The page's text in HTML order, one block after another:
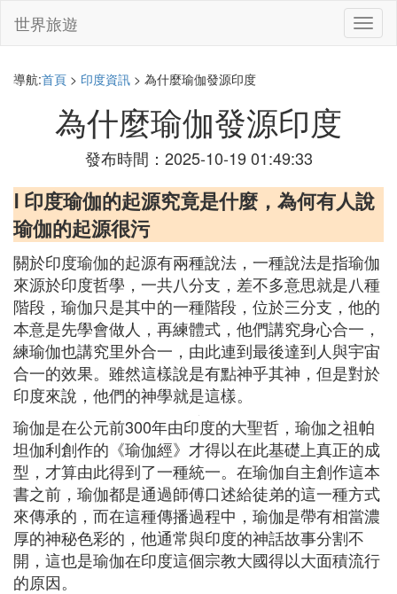
切
換
世界旅遊
導航:首頁 > 印度資訊 > 為什麼瑜伽發源印度
為什麼瑜伽發源印度
發布時間：2025-10-19 01:49:33
Ⅰ 印度瑜伽的起源究竟是什麼，為何有人說
瑜伽的起源很污
關於印度瑜伽的起源有兩種說法，一種說法是指瑜伽
來源於印度哲學，一共八分支，差不多意思就是八種
階段，瑜伽只是其中的一種階段，位於三分支，他的
本意是先學會做人，再練體式，他們講究身心合一，
練瑜伽也講究里外合一，由此連到最後達到人與宇宙
合一的效果。雖然這樣說是有點神乎其神，但是對於
印度來說，他們的神學就是這樣。
瑜伽是在公元前300年由印度的大聖哲，瑜伽之祖帕
坦伽利創作的《瑜伽經》才得以在此基礎上真正的成
型，才算由此得到了一種統一。在瑜伽自主創作這本
書之前，瑜伽都是通過師傅口述給徒弟的這一種方式
來傳承的，而在這種傳播過程中，瑜伽是帶有相當濃
厚的神秘色彩的，他通常與印度的神話故事分割不
開，這也是瑜伽在印度這個宗教大國得以大面積流行
的原因。